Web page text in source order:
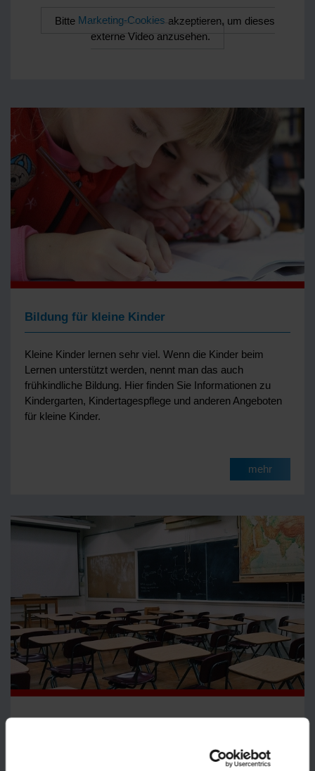
Bitte Marketing-Cookies akzeptieren, um dieses
externe Video anzusehen.
Bildung für kleine Kinder
Kleine Kinder lernen sehr viel. Wenn die Kinder beim
Lernen unterstützt werden, nennt man das auch
frühkindliche Bildung. Hier finden Sie Informationen zu
Kindergarten, Kindertagespflege und anderen Angeboten
für kleine Kinder.
mehr
Erfahren Sie hier: Wie funktioniert das Schulsystem in